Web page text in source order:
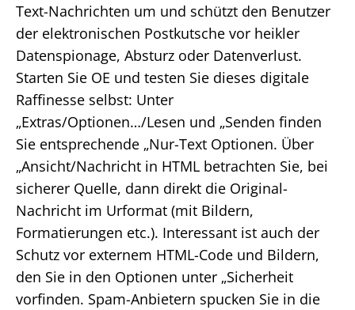
Text-Nachrichten um und schützt den Benutzer
der elektronischen Postkutsche vor heikler
Datenspionage, Absturz oder Datenverlust.
Starten Sie OE und testen Sie dieses digitale
Raffinesse selbst: Unter
„Extras/Optionen…/Lesen und „Senden finden
Sie entsprechende „Nur-Text Optionen. Über
„Ansicht/Nachricht in HTML betrachten Sie, bei
sicherer Quelle, dann direkt die Original-
Nachricht im Urformat (mit Bildern,
Formatierungen etc.). Interessant ist auch der
Schutz vor externem HTML-Code und Bildern,
den Sie in den Optionen unter „Sicherheit
vorfinden. Spam-Anbietern spucken Sie in die